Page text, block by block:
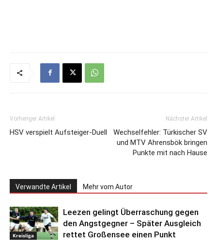
Vorheriger Artikel
HSV verspielt Aufsteiger-Duell
Nächster Artikel
Wechselfehler: Türkischer SV
und MTV Ahrensbök bringen
Punkte mit nach Hause
Verwandte Artikel Mehr vom Autor
Kreisliga
Leezen gelingt Überraschung gegen
den Angstgegner – Später Ausgleich
rettet Großensee einen Punkt